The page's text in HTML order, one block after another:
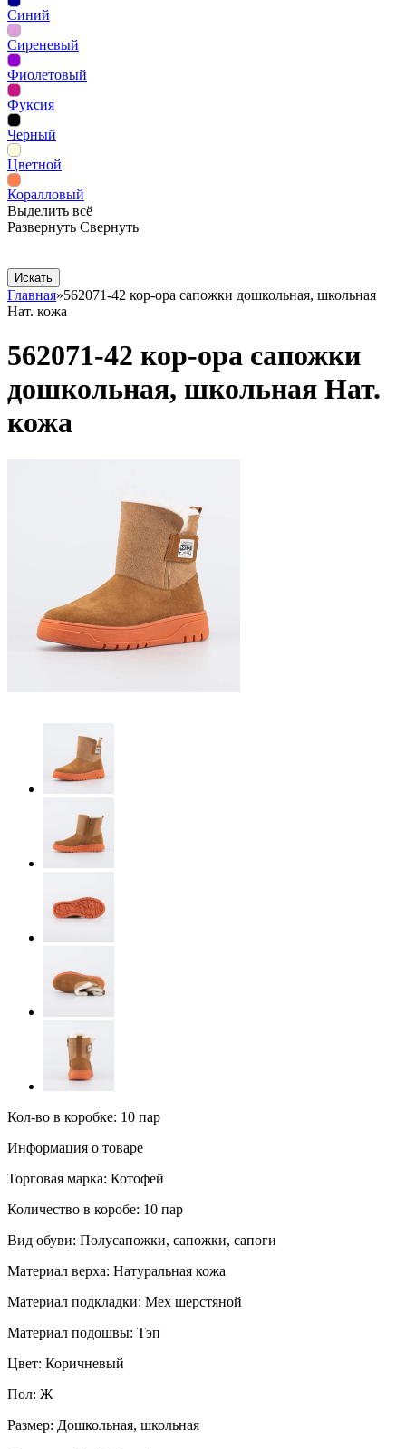
Синий
Сиреневый
Фиолетовый
Фуксия
Черный
Цветной
Коралловый
Выделить всё
Развернуть Свернуть
Главная»562071-42 кор-ора сапожки дошкольная, школьная
Нат. кожа
562071-42 кор-ора сапожки
дошкольная, школьная Нат.
кожа
Кол-во в коробке: 10 пар
Информация о товаре
Торговая марка: Котофей
Количество в коробе: 10 пар
Вид обуви: Полусапожки, сапожки, сапоги
Материал верха: Натуральная кожа
Материал подкладки: Мех шерстяной
Материал подошвы: Тэп
Цвет: Коричневый
Пол: Ж
Размер: Дошкольная, школьная